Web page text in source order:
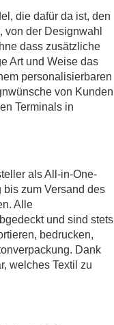
die dafür da ist, den
von der Designwahl
dass zusätzliche
Art und Weise das
personalisierbaren
von Kunden
Terminals in
als All-in-One-
zum Versand des
Alle
und sind stets
bedrucken,
Dank
welches Textil zu